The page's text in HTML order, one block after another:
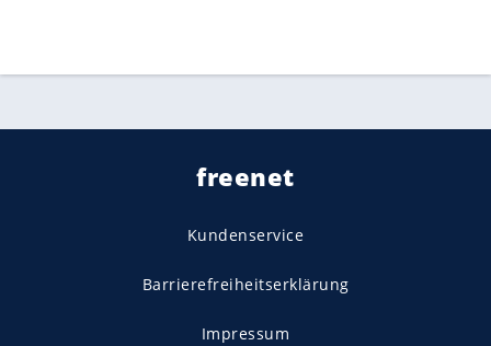
freenet
Kundenservice
Barrierefreiheitserklärung
Impressum